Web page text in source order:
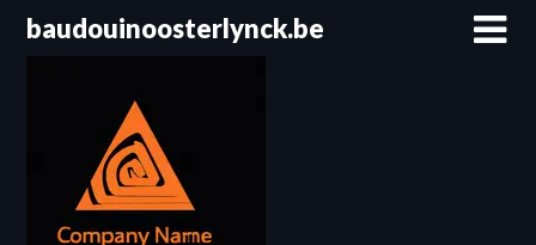
Passerbaudouinoosterlynck.be